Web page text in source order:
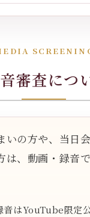
審査につ
いの方や、当日
は、動画・録音
音はYouTube限定公